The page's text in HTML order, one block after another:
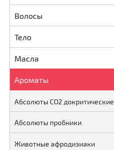
Волосы
Тело
Масла
Ароматы
Абсолюты CO2 докритические
Абсолюты пробники
Животные афродизиаки